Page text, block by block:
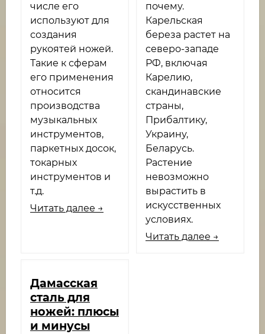
числе его
используют для
создания
рукоятей ножей.
Такие к сферам
его применения
относится
производства
музыкальных
инструментов,
паркетных досок,
токарных
инструментов и
т.д.
Читать далее →
почему.
Карельская
береза растет на
северо-западе
РФ, включая
Карелию,
скандинавские
страны,
Прибалтику,
Украину,
Беларусь.
Растение
невозможно
вырастить в
искусственных
условиях.
Читать далее →
Дамасская
сталь для
ножей: плюсы
и минусы